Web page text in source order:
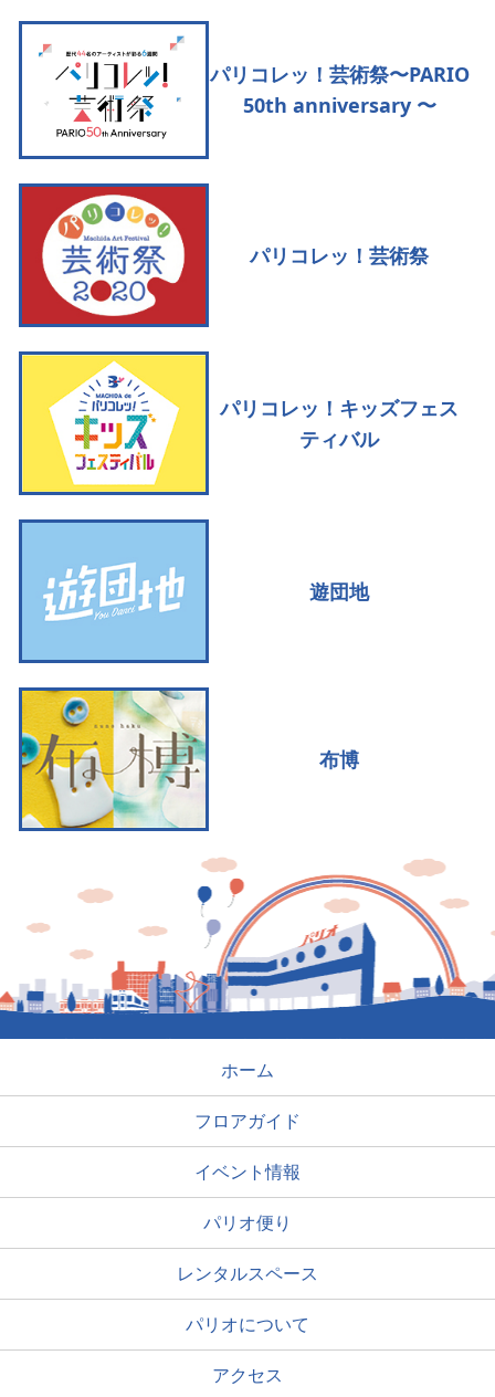
パリコレッ！芸術祭〜PARIO
50th anniversary 〜
パリコレッ！芸術祭
パリコレッ！キッズフェス
ティバル
遊団地
布博
ホーム
フロアガイド
イベント情報
パリオ便り
レンタルスペース
パリオについて
アクセス